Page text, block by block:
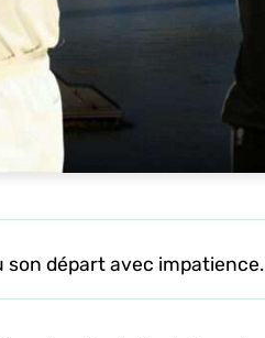
départ avec impatience.